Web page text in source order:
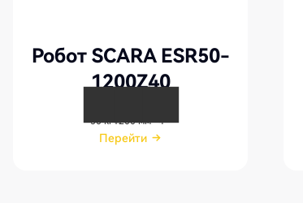
Робот SCARA ESR50-
1200Z40
50 кг1200 мм 4
Перейти